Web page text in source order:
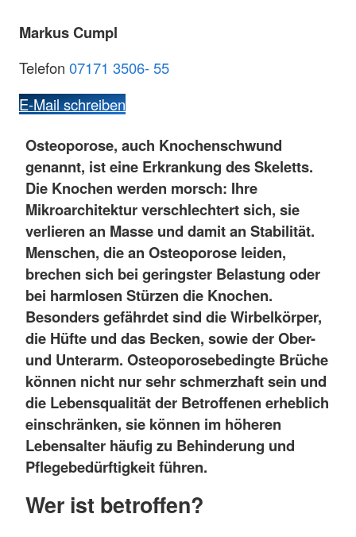
Markus Cumpl
Telefon 07171 3506- 55
E-Mail schreiben
Osteoporose, auch Knochenschwund
genannt, ist eine Erkrankung des Skeletts.
Die Knochen werden morsch: Ihre
Mikroarchitektur verschlechtert sich, sie
verlieren an Masse und damit an Stabilität.
Menschen, die an Osteoporose leiden,
brechen sich bei geringster Belastung oder
bei harmlosen Stürzen die Knochen.
Besonders gefährdet sind die Wirbelkörper,
die Hüfte und das Becken, sowie der Ober-
und Unterarm. Osteoporosebedingte Brüche
können nicht nur sehr schmerzhaft sein und
die Lebensqualität der Betroffenen erheblich
einschränken, sie können im höheren
Lebensalter häufig zu Behinderung und
Pflegebedürftigkeit führen.
Wer ist betroffen?